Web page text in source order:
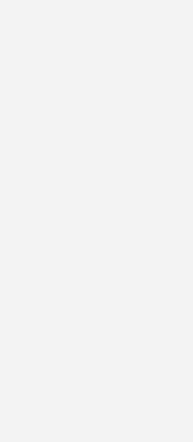
nach DIN
Berechnung der
sich bei vielen Objekten. Es gilt, den
Einsparungen durch ein besseres
günstigere Verfahren für den EnEV-